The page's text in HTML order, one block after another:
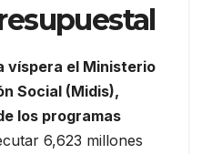
víspera el Ministerio
Social (Midis),
los programas
6,623 millones